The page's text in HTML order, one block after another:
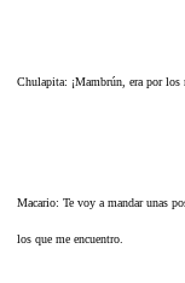
Chulapita: ¡Mambrún, era por
Macario: Te voy a mandar unas
los que me encuentro.